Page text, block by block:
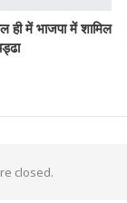
ही में भाजपा में शामिल
closed.